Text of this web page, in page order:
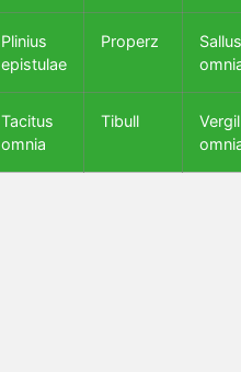
Plinius
epistulae
Properz
Tacitus
omnia
Tibull
Vergil